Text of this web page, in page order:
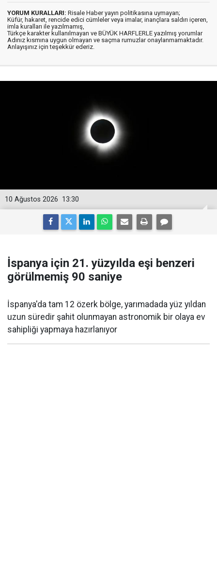
YORUM KURALLARI: Risale Haber yayın politikasına uymayan;
Küfür, hakaret, rencide edici cümleler veya imalar, inançlara saldırı içeren,
imla kuralları ile yazılmamış,
Türkçe karakter kullanılmayan ve BÜYÜK HARFLERLE yazılmış yorumlar
Adınız kısmına uygun olmayan ve saçma rumuzlar onaylanmamaktadır.
Anlayışınız için teşekkür ederiz.
13:30
10 Ağustos 2026
İspanya için 21. yüzyılda eşi benzeri
görülmemiş 90 saniye
İspanya'da tam 12 özerk bölge, yarımadada yüz yıldan
uzun süredir şahit olunmayan astronomik bir olaya ev
sahipliği yapmaya hazırlanıyor